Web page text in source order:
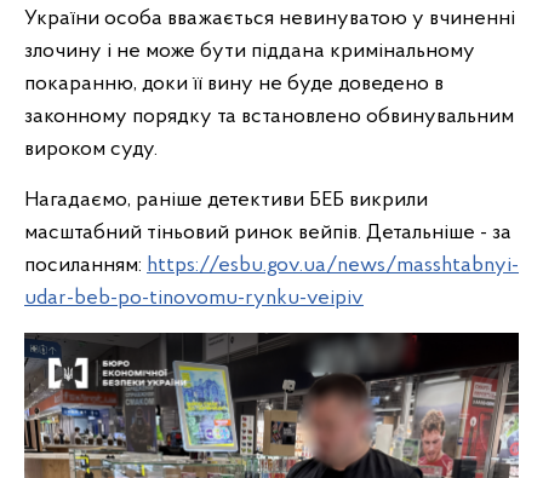
України особа вважається невинуватою у вчиненні
злочину і не може бути піддана кримінальному
покаранню, доки її вину не буде доведено в
законному порядку та встановлено обвинувальним
вироком суду.
Нагадаємо, раніше детективи БЕБ викрили
масштабний тіньовий ринок вейпів. Детальніше - за
посиланням: https://esbu.gov.ua/news/masshtabnyi-
udar-beb-po-tinovomu-rynku-veipiv